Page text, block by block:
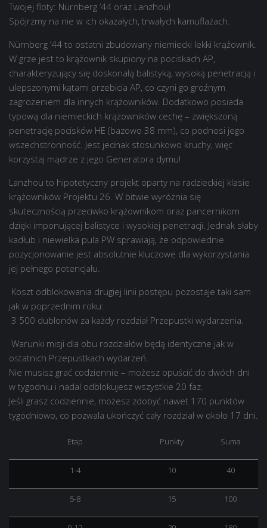
Twojej floty: Nürnberg ’44 oraz Lanzhou!
Spójrzmy na nie w ich okazałych, trwałych kamuflażach.
Nürnberg ’44 to ostatni zbudowany niemiecki lekki krążownik.
W grze jest to krążownik skupiony na pociskach AP,
charakteryzujący się doskonałą balistyką, wysoką penetracją i
ulepszonymi kątami przebicia AP, co czyni go groźnym
zagrożeniem dla innych krążowników. Dodatkowo posiada
typową dla niemieckich krążowników cechę – zwiększoną
penetrację pocisków HE (bazowo 38 mm), co podnosi jego
wszechstronność. Jest jednak stosunkowo kruchy, więc
korzystaj mądrze z jego Generatora dymu!
Lanzhou to hipotetyczny projekt oparty na radzieckiej klasie
krążowników Projektu 26. W bitwie wyróżnia się
skutecznością przeciwko krążownikom oraz pancernikom
dzięki imponującej balistyce i wysokiej penetracji. Jednak słaby
kadłub i niewielka pula PW sprawiają, że odpowiednie
pozycjonowanie jest absolutnie kluczowe dla wykorzystania
jej pełnego potencjału.
Koszt odblokowania drugiej linii postępu pozostaje taki sam
jak w poprzednim roku:
3 500 dublonów za każdy rozdział Przepustki wydarzenia.
Warunki misji dla obu rozdziałów będą identyczne jak w
ostatnich Przepustkach wydarzeń.
Nie musisz grać codziennie – możesz opuścić do dwóch dni
w tygodniu i nadal odblokujesz wszystkie 20 faz.
Jeśli grasz codziennie, możesz zdobyć nawet 170 punktów
tygodniowo, co pozwala ukończyć cały rozdział w około 17 dni.
Etap Punkty Suma
1-4 10 40
5-8 15 100